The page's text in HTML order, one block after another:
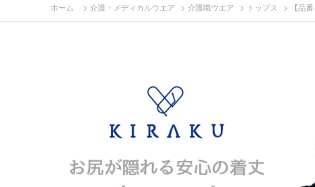
ホーム > 介護・メディカルウエア > 介護職ウエア > トップス > 【品